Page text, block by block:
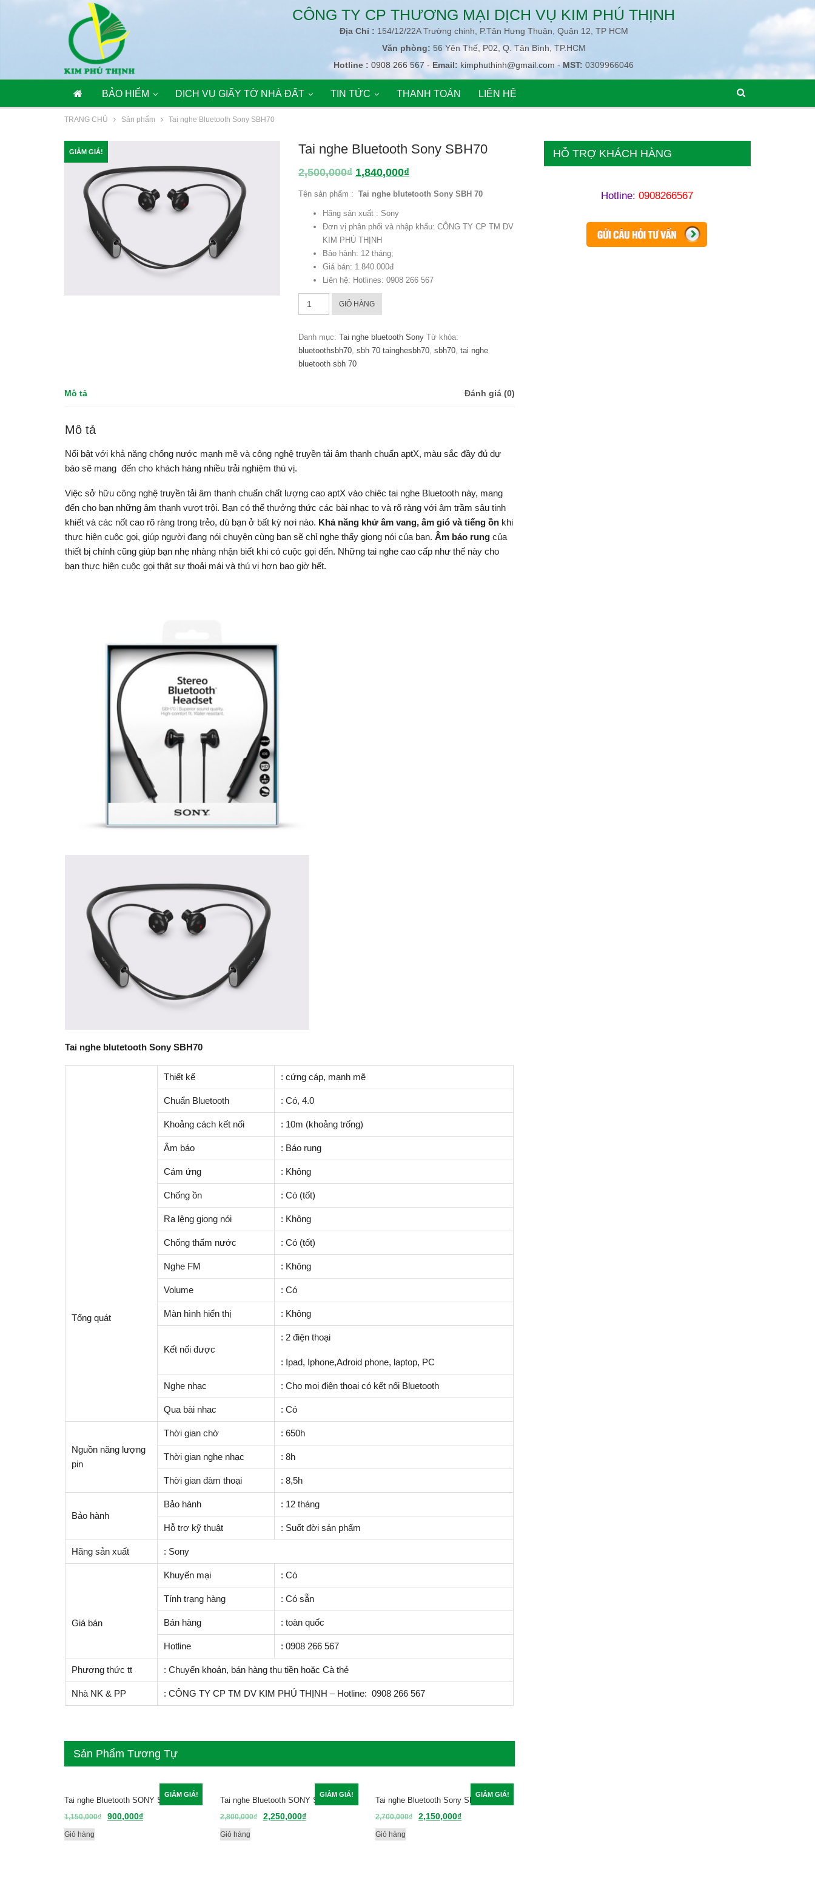
CÔNG TY CP THƯƠNG MẠI DỊCH VỤ KIM PHÚ THỊNH
Địa Chỉ : 154/12/22A Trường chinh, P.Tân Hưng Thuận, Quận 12, TP HCM
Văn phòng: 56 Yên Thế, P02, Q. Tân Bình, TP.HCM
Hotline : 0908 266 567 - Email: kimphuthinh@gmail.com - MST: 0309966046
BẢO HIỂM DỊCH VỤ GIẤY TỜ NHÀ ĐẤT TIN TỨC THANH TOÁN LIÊN HỆ
TRANG CHỦ Sản phẩm Tai nghe Bluetooth Sony SBH70
GIẢM GIÁ! Tai nghe Bluetooth Sony SBH70
2,500,000₫ 1,840,000₫
Tên sản phẩm :Tai nghe blutetooth Sony SBH 70
Hãng sản xuất : Sony
Đơn vị phân phối và nhập khẩu: CÔNG TY CP TM DV
KIM PHÚ THỊNH
Bảo hành: 12 tháng;
Giá bán: 1.840.000đ
Liên hệ: Hotlines: 0908 266 567
Tai
nghe
Sony
SBH70
số
GIỎ HÀNG
Danh mục:Tai nghe bluetooth Sony Từ khóa:
bluetoothsbh70,sbh 70 tainghesbh70,sbh70,tai nghe
bluetooth sbh 70
Mô tả Đánh giá (0)
Mô tả
Nổi bật với khả năng chống nước mạnh mẽ và công nghệ truyền tải âm thanh chuẩn aptX, màu sắc đầy đủ dự
báo sẽ mang đến cho khách hàng nhiều trải nghiệm thú vị.
Việc sở hữu công nghệ truyền tải âm thanh chuẩn chất lượng cao aptX vào chiêc tai nghe Bluetooth này, mang
đến cho bạn những âm thanh vượt trội. Bạn có thể thưởng thức các bài nhạc to và rõ ràng với âm trầm sâu tinh
khiết và các nốt cao rõ ràng trong trẻo, dù bạn ở bất kỳ nơi nào. Khả năng khử âm vang, âm gió và tiếng ồn khi
thực hiện cuộc gọi, giúp người đang nói chuyện cùng bạn sẽ chỉ nghe thấy giọng nói của bạn. Âm báo rung của
thiết bị chính cũng giúp bạn nhẹ nhàng nhận biết khi có cuộc gọi đến. Những tai nghe cao cấp như thế này cho
bạn thực hiện cuộc gọi thật sự thoải mái và thú vị hơn bao giờ hết.
Tai nghe blutetooth Sony SBH70
Tổng quát
Thiết kế : cứng cáp, mạnh mẽ
Chuẩn Bluetooth : Có, 4.0
Khoảng cách kết nối : 10m (khoảng trống)
Âm báo : Báo rung
Cám ứng : Không
Chống ồn : Có (tốt)
Ra lệng giọng nói : Không
Chống thấm nước : Có (tốt)
Nghe FM : Không
Volume : Có
Màn hình hiển thị : Không
Kết nối được
: 2 điện thoại
: Ipad, Iphone,Adroid phone, laptop, PC
Nghe nhạc : Cho moị điện thoại có kết nối Bluetooth
Qua bài nhac : Có
Nguồn năng lượng
pin
Thời gian chờ : 650h
Thời gian nghe nhạc : 8h
Thời gian đàm thoại : 8,5h
Bảo hành
Bảo hành : 12 tháng
Hỗ trợ kỹ thuật : Suốt đời sản phẩm
Hãng sản xuất : Sony
Giá bán
Khuyến mại : Có
Tính trạng hàng : Có sẵn
Bán hàng : toàn quốc
Hotline : 0908 266 567
Phương thức tt : Chuyển khoản, bán hàng thu tiền hoặc Cà thẻ
Nhà NK & PP : CÔNG TY CP TM DV KIM PHÚ THỊNH – Hotline: 0908 266 567
Sản Phẩm Tương Tự
GIẢM GIÁ!
Tai nghe Bluetooth SONY SBH 20
1,150,000₫ 900,000₫
Giỏ hàng
GIẢM GIÁ!
Tai nghe Bluetooth SONY SBH 54
2,800,000₫ 2,250,000₫
Giỏ hàng
GIẢM GIÁ!
Tai nghe Bluetooth Sony SBH80
2,700,000₫ 2,150,000₫
Giỏ hàng
HỖ TRỢ KHÁCH HÀNG
Hotline: 0908266567